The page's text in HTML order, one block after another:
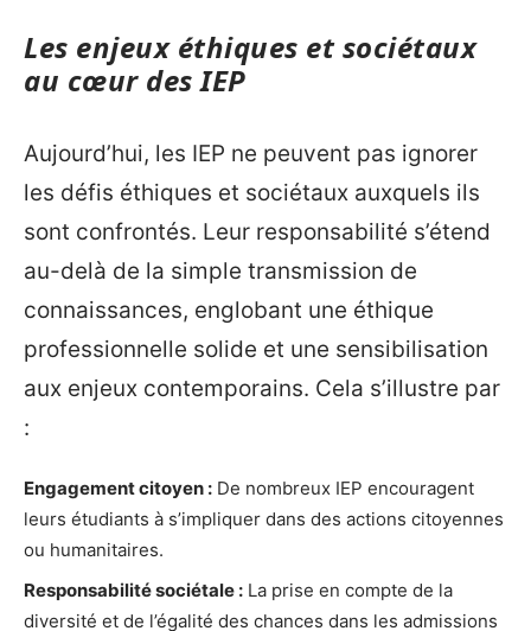
Les enjeux éthiques et sociétaux
au cœur des IEP
Aujourd’hui, les IEP ne peuvent pas ignorer
les défis éthiques et sociétaux auxquels ils
sont confrontés. Leur responsabilité s’étend
au-delà de la simple transmission de
connaissances, englobant une éthique
professionnelle solide et une sensibilisation
aux enjeux contemporains. Cela s’illustre par
:
Engagement citoyen : De nombreux IEP encouragent
leurs étudiants à s’impliquer dans des actions citoyennes
ou humanitaires.
Responsabilité sociétale : La prise en compte de la
diversité et de l’égalité des chances dans les admissions